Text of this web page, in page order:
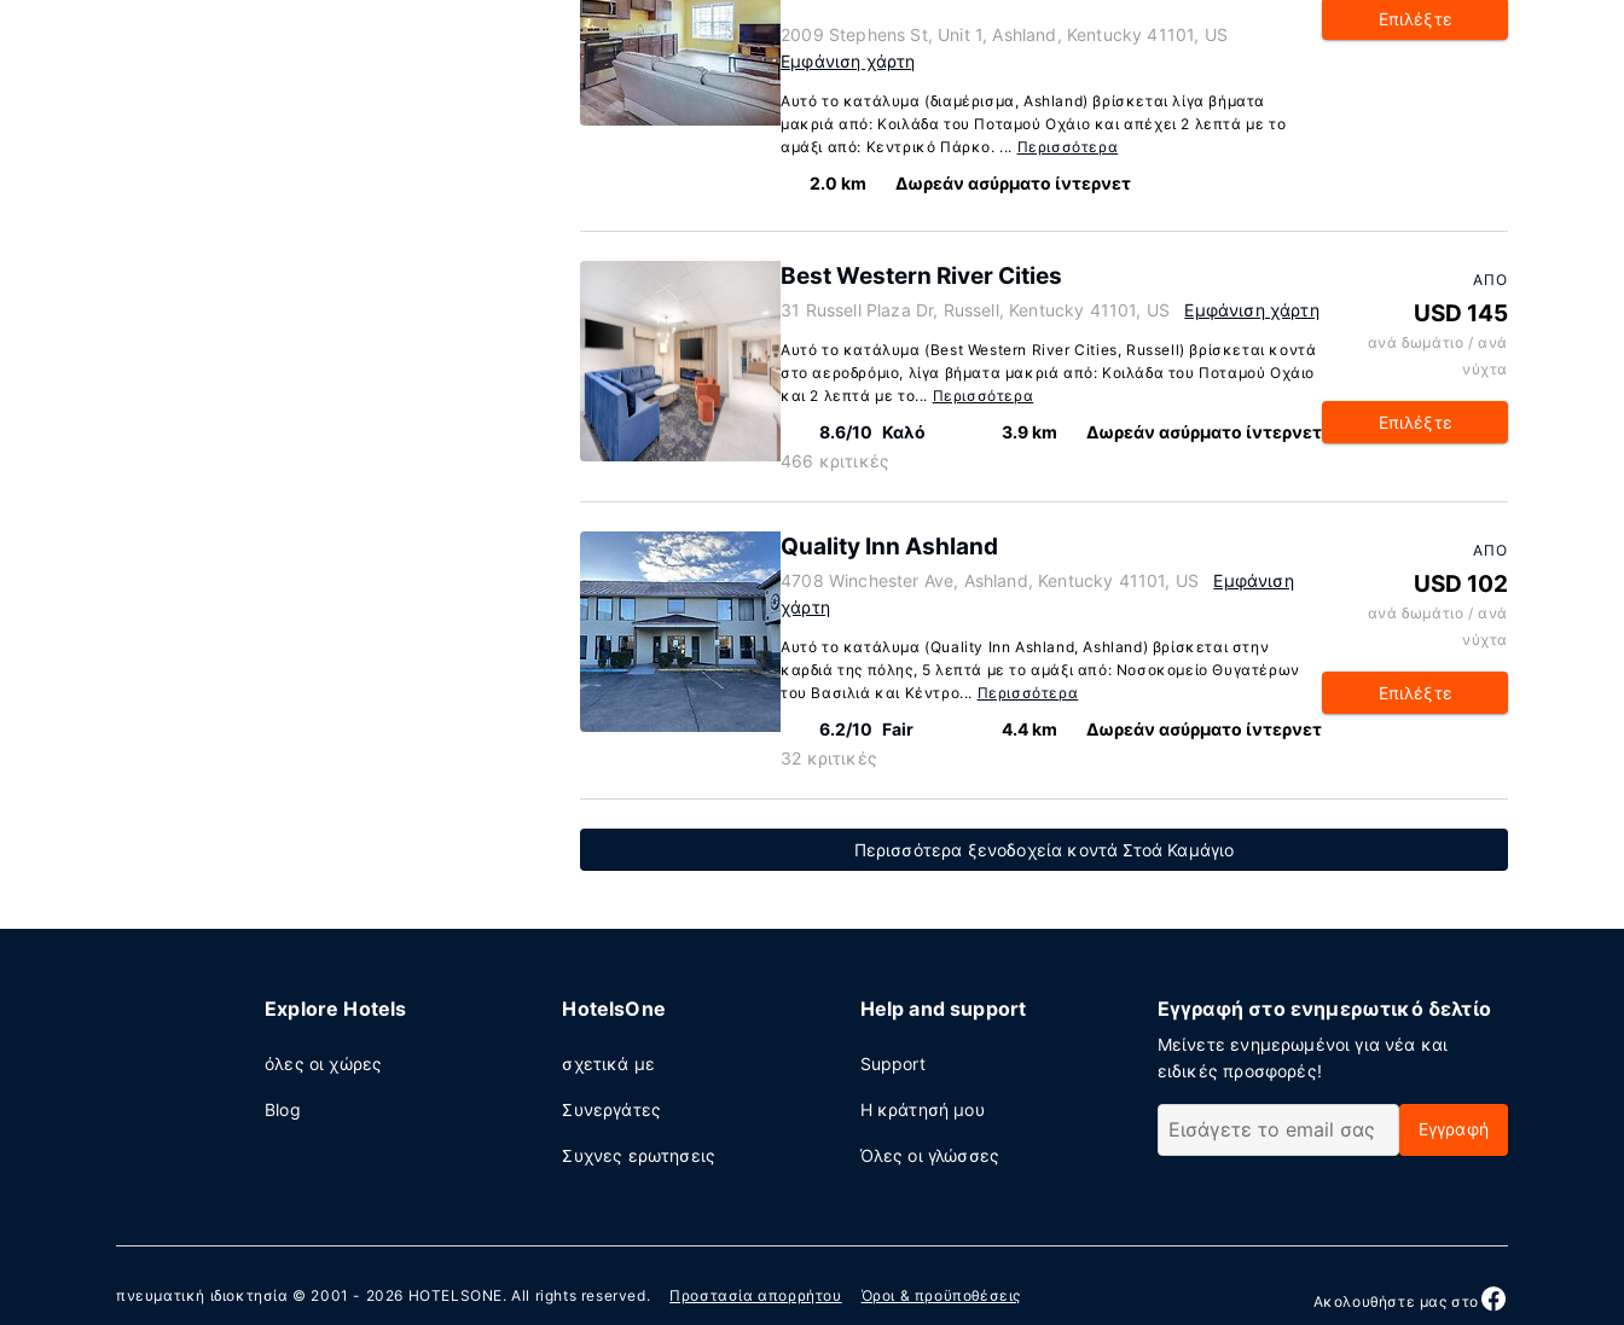
2009 Stephens St, Unit 1, Ashland, Kentucky 41101, US
Εμφάνιση χάρτη
Αυτό το κατάλυμα (διαμέρισμα, Ashland) βρίσκεται λίγα βήματα
μακριά από: Κοιλάδα του Ποταμού Οχάιο και απέχει 2 λεπτά με το
αμάξι από: Κεντρικό Πάρκο. ... Περισσότερα
2.0 km Δωρεάν ασύρματο ίντερνετ
Επιλέξτε
Best Western River Cities
31 Russell Plaza Dr, Russell, Kentucky 41101, US Εμφάνιση χάρτη
Αυτό το κατάλυμα (Best Western River Cities, Russell) βρίσκεται κοντά
στο αεροδρόμιο, λίγα βήματα μακριά από: Κοιλάδα του Ποταμού Οχάιο
και 2 λεπτά με το... Περισσότερα
8.6/10 Καλό
466 κριτικές
3.9 km Δωρεάν ασύρματο ίντερνετ
ΑΠΌ
USD 145
ανά δωμάτιο / ανά
νύχτα
Επιλέξτε
Quality Inn Ashland
4708 Winchester Ave, Ashland, Kentucky 41101, US
Εμφάνιση
χάρτη
Αυτό το κατάλυμα (Quality Inn Ashland, Ashland) βρίσκεται στην
καρδιά της πόλης, 5 λεπτά με το αμάξι από: Νοσοκομείο Θυγατέρων
του Βασιλιά και Κέντρο... Περισσότερα
6.2/10 Fair
32 κριτικές
4.4 km Δωρεάν ασύρματο ίντερνετ
ΑΠΌ
USD 102
ανά δωμάτιο / ανά
νύχτα
Επιλέξτε
Περισσότερα ξενοδοχεία κοντά Στοά Καμάγιο
Explore Hotels
όλες οι χώρες
Blog
HotelsOne
σχετικά με
Συνεργάτες
Συχνες ερωτησεις
Help and support
Support
Η κράτησή μου
Όλες οι γλώσσες
Εγγραφή στο ενημερωτικό δελτίο
Μείνετε ενημερωμένοι για νέα και
ειδικές προσφορές!
Εγγραφή
πνευματική ιδιοκτησία © 2001 - 2026 HOTELSONE. All rights reserved. Προστασία απορρήτου Όροι & προϋποθέσεις Ακολουθήστε μας στο